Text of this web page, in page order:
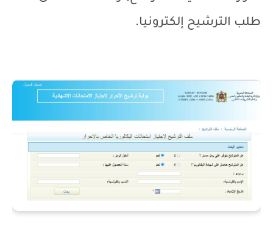
طلب الترشيح إلكترونيا.